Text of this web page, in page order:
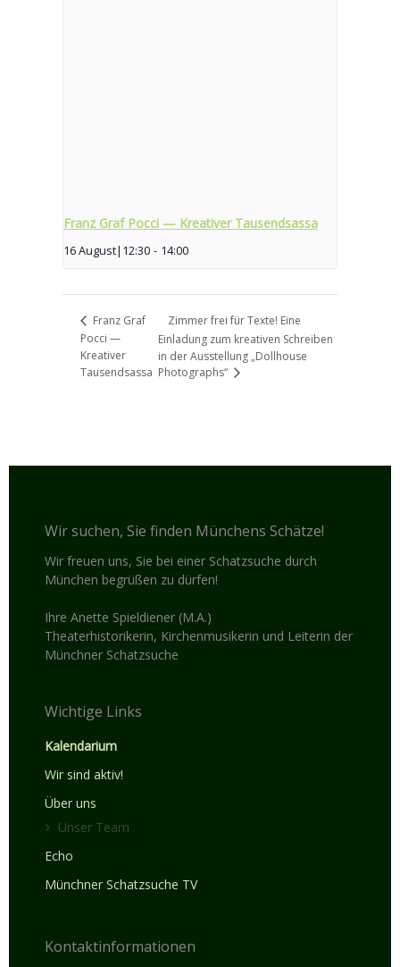
Franz Graf Pocci — Kreativer Tausendsassa
16 August|12:30 - 14:00
Franz Graf
Pocci —
Kreativer
Tausendsassa
Zimmer frei für Texte! Eine
Einladung zum kreativen Schreiben
in der Ausstellung „Dollhouse
Photographs“
Wir suchen, Sie finden Münchens Schätze!
Wir freuen uns, Sie bei einer Schatzsuche durch
München begrüßen zu dürfen!
Ihre Anette Spieldiener (M.A.)
Theaterhistorikerin, Kirchenmusikerin und Leiterin der
Münchner Schatzsuche
Wichtige Links
Kalendarium
Wir sind aktiv!
Über uns
Unser Team
Echo
Münchner Schatzsuche TV
Kontaktinformationen